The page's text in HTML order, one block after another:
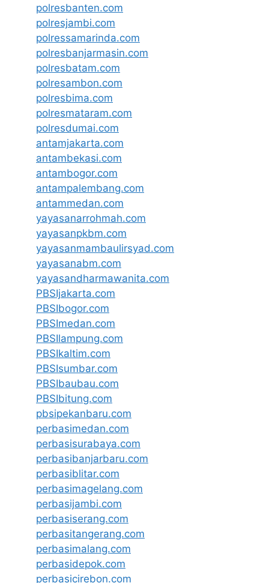
polresbanten.com
polresjambi.com
polressamarinda.com
polresbanjarmasin.com
polresbatam.com
polresambon.com
polresbima.com
polresmataram.com
polresdumai.com
antamjakarta.com
antambekasi.com
antambogor.com
antampalembang.com
antammedan.com
yayasanarrohmah.com
yayasanpkbm.com
yayasanmambaulirsyad.com
yayasanabm.com
yayasandharmawanita.com
PBSIjakarta.com
PBSIbogor.com
PBSImedan.com
PBSIlampung.com
PBSIkaltim.com
PBSIsumbar.com
PBSIbaubau.com
PBSIbitung.com
pbsipekanbaru.com
perbasimedan.com
perbasisurabaya.com
perbasibanjarbaru.com
perbasiblitar.com
perbasimagelang.com
perbasijambi.com
perbasiserang.com
perbasitangerang.com
perbasimalang.com
perbasidepok.com
perbasicirebon.com